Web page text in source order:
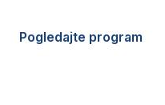
Pogledajte program